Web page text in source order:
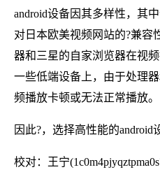
android设备因其多样性，其
对日本欧美视频网站的?兼容
器和三星的自家浏览器在视
一些低端设备上，由于处理
频播放卡顿或无法正常播放。
因此?，选择高性能的android
校对：王宁